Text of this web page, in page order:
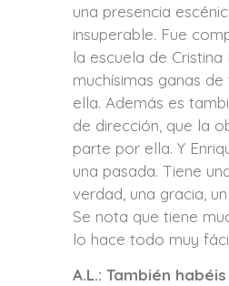
una presencia
insuperable. Fue
la escuela de
muchísimas ganas
ella. Además es
de dirección, que la
parte por ella. Y
una pasada. Tiene
verdad, una gracia,
Se nota que tiene
lo hace todo muy
A.L.: También